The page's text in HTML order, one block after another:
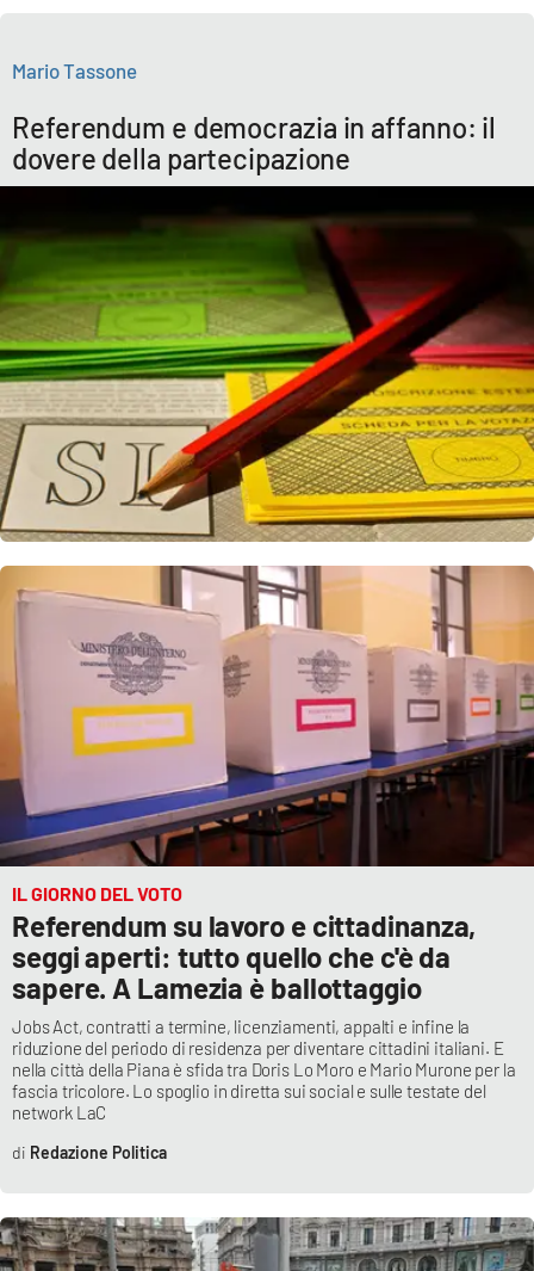
Economia e Lavoro
Politica
Società
Sport
RUBRICHE
Good Morning Vietnam
Parchi Marini Calabria
Leggendo Alvaro insieme
Imprese Di Calabria
Le perfidie di Antonella Grippo
Venti di comunicazione
STREAMING
LaC TV
LaC Network
LaC OnAir
EDIZIONI
Crotone
Referendum e democrazia in affanno: il
dovere della partecipazione
Mario Tassone
IL GIORNO DEL VOTO
Referendum su lavoro e cittadinanza,
seggi aperti: tutto quello che c'è da
sapere. A Lamezia è ballottaggio
Jobs Act, contratti a termine, licenziamenti, appalti e infine la
riduzione del periodo di residenza per diventare cittadini italiani. E
nella città della Piana è sfida tra Doris Lo Moro e Mario Murone per la
fascia tricolore. Lo spoglio in diretta sui social e sulle testate del
network LaC
Redazione Politica